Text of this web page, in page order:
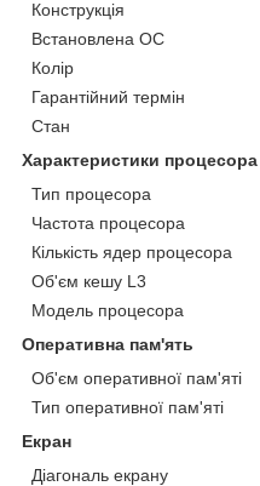
Конструкція
Встановлена ОС
Колір
Гарантійний термін
Стан
Характеристики процесора
Тип процесора
Частота процесора
Кількість ядер процесора
Об'єм кешу L3
Модель процесора
Оперативна пам'ять
Об'єм оперативної пам'яті
Тип оперативної пам'яті
Екран
Діагональ екрану